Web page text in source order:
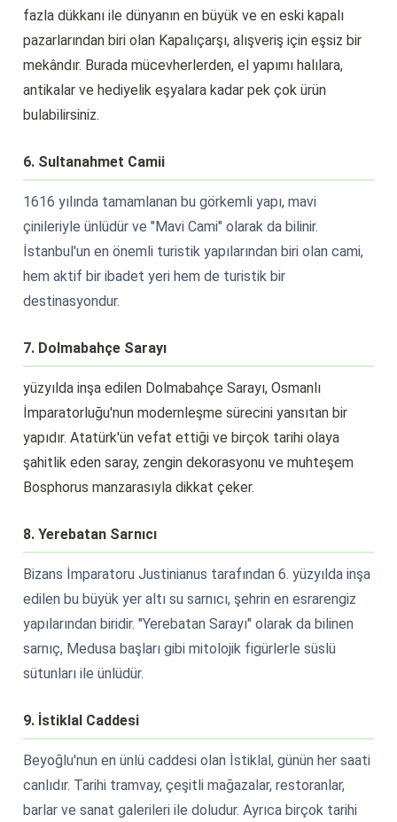
fazla dükkanı ile dünyanın en büyük ve en eski kapalı
pazarlarından biri olan Kapalıçarşı, alışveriş için eşsiz bir
mekândır. Burada mücevherlerden, el yapımı halılara,
antikalar ve hediyelik eşyalara kadar pek çok ürün
bulabilirsiniz.
6. Sultanahmet Camii
1616 yılında tamamlanan bu görkemli yapı, mavi
çinileriyle ünlüdür ve "Mavi Cami" olarak da bilinir.
İstanbul'un en önemli turistik yapılarından biri olan cami,
hem aktif bir ibadet yeri hem de turistik bir
destinasyondur.
7. Dolmabahçe Sarayı
yüzyılda inşa edilen Dolmabahçe Sarayı, Osmanlı
İmparatorluğu'nun modernleşme sürecini yansıtan bir
yapıdır. Atatürk'ün vefat ettiği ve birçok tarihi olaya
şahitlik eden saray, zengin dekorasyonu ve muhteşem
Bosphorus manzarasıyla dikkat çeker.
8. Yerebatan Sarnıcı
Bizans İmparatoru Justinianus tarafından 6. yüzyılda inşa
edilen bu büyük yer altı su sarnıcı, şehrin en esrarengiz
yapılarından biridir. "Yerebatan Sarayı" olarak da bilinen
sarnıç, Medusa başları gibi mitolojik figürlerle süslü
sütunları ile ünlüdür.
9. İstiklal Caddesi
Beyoğlu'nun en ünlü caddesi olan İstiklal, günün her saati
canlıdır. Tarihi tramvay, çeşitli mağazalar, restoranlar,
barlar ve sanat galerileri ile doludur. Ayrıca birçok tarihi